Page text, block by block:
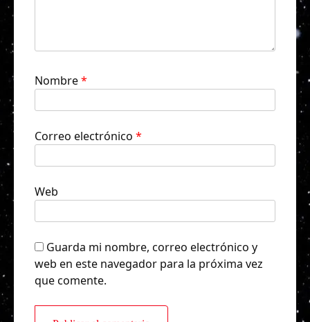
Nombre*
Correo electrónico *
Web
Guarda mi nombre, correo electrónico y
web en este navegador para la próxima vez
que comente.